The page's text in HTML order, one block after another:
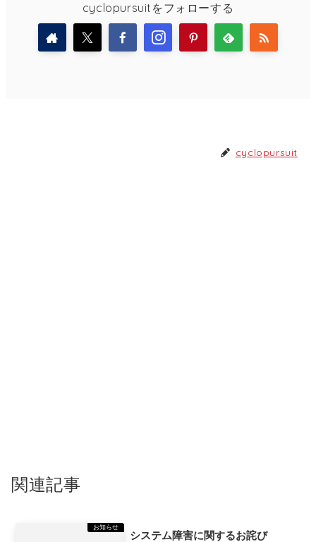
cyclopursuitをフォローする
cyclopursuit
関連記事
お知らせ
システム障害に関するお詫び